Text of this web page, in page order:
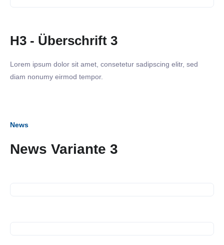
H3 - Überschrift 3
Lorem ipsum dolor sit amet, consetetur sadipscing elitr, sed
diam nonumy eirmod tempor.
News
News Variante 3